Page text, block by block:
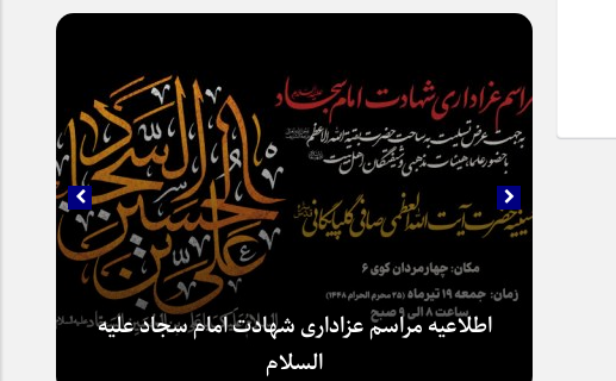
اطلاعیه مراسم عزاداری شهادت امام سجاد علیه
السلام